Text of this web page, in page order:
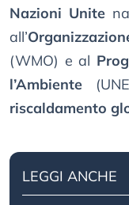
Nazioni Unite
all’
(WMO) e al
l’Ambiente
riscaldamento
LEGGI ANCHE